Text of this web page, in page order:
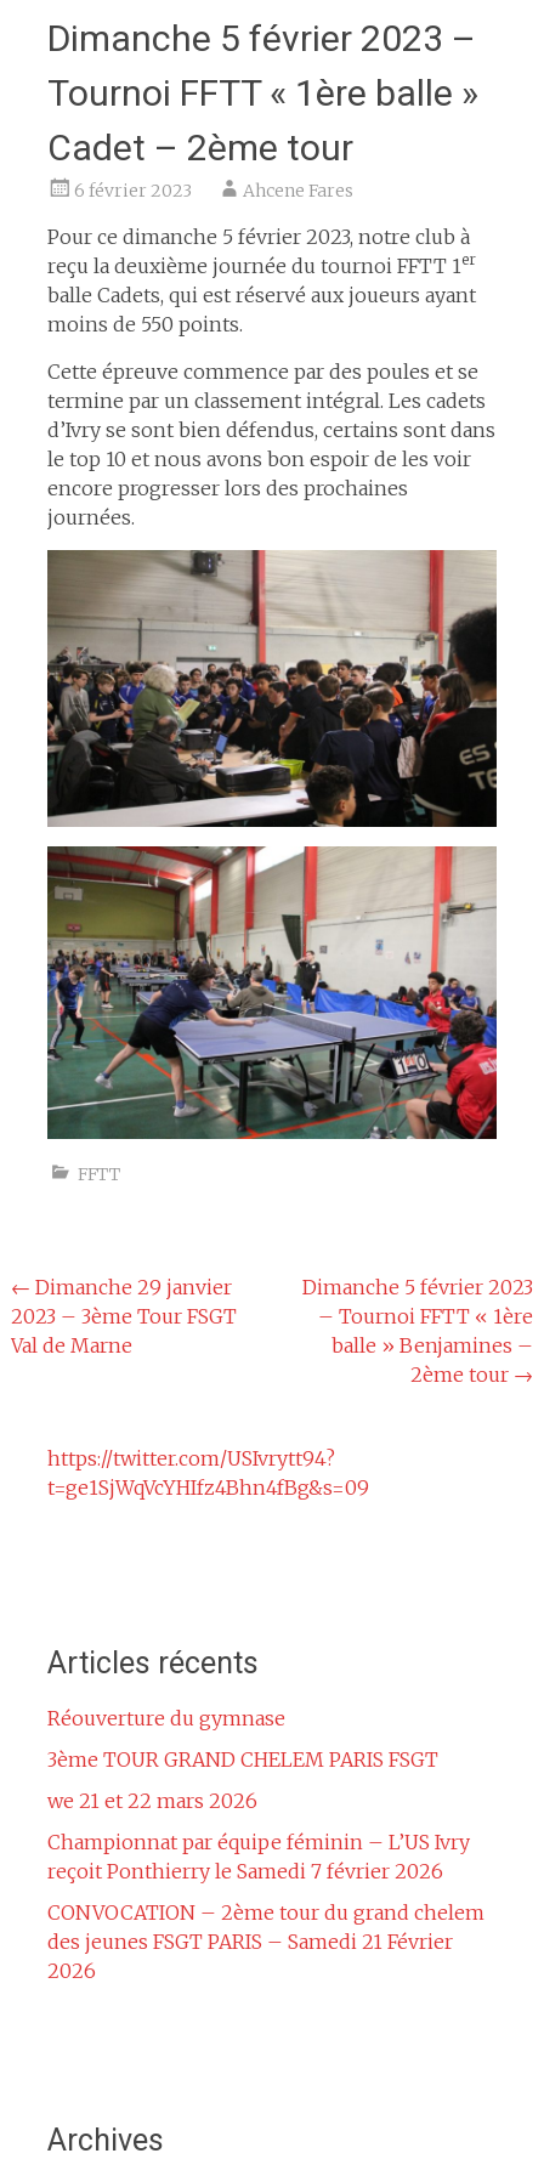
Dimanche 5 février 2023 –
Tournoi FFTT « 1ère balle »
Cadet – 2ème tour
6 février 2023 Ahcene Fares
Pour ce dimanche 5 février 2023, notre club à
reçu la deuxième journée du tournoi FFTT 1er
balle Cadets, qui est réservé aux joueurs ayant
moins de 550 points.
Cette épreuve commence par des poules et se
termine par un classement intégral. Les cadets
d’Ivry se sont bien défendus, certains sont dans
le top 10 et nous avons bon espoir de les voir
encore progresser lors des prochaines
journées.
FFTT
Navigation
de
← Dimanche 29 janvier
2023 – 3ème Tour FSGT
Val de Marne
Dimanche 5 février 2023
– Tournoi FFTT « 1ère
balle » Benjamines –
2ème tour →
https://twitter.com/USIvrytt94?
t=ge1SjWqVcYHIfz4Bhn4fBg&s=09
Articles récents
Réouverture du gymnase
3ème TOUR GRAND CHELEM PARIS FSGT
we 21 et 22 mars 2026
Championnat par équipe féminin – L’US Ivry
reçoit Ponthierry le Samedi 7 février 2026
CONVOCATION – 2ème tour du grand chelem
des jeunes FSGT PARIS – Samedi 21 Février
2026
Archives